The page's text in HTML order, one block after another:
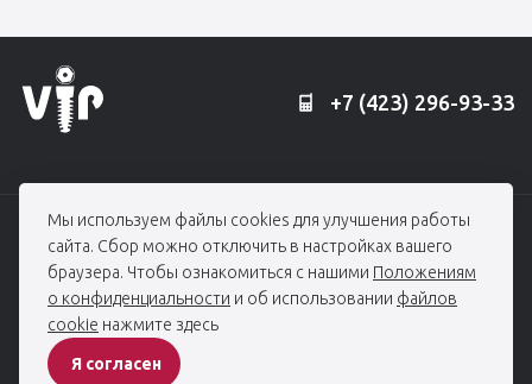
Мы используем файлы cookies для улучшения работы
сайта. Сбор можно отключить в настройках вашего
браузера. Чтобы ознакомиться с нашими Положениям
о конфиденциальности и об использовании файлов
cookie нажмите здесь
Я согласен
+7 (423) 296-93-33
© 2006 — 2026, Профессорская клиника Едранова
При использовании материалов гиперссылка на edranov.ru обязательна.
Все права защищены
ПОЛИТИКА КОНФИДЕНЦИАЛЬНОСТИ
Разработка сайта -студия House